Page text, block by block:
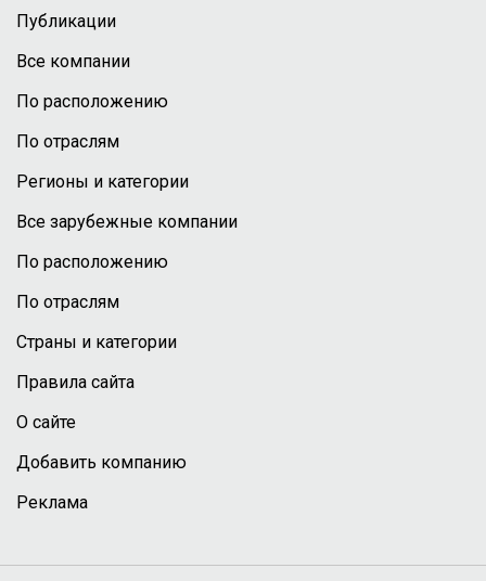
Публикации
Все компании
По расположению
По отраслям
Регионы и категории
Все зарубежные компании
По расположению
По отраслям
Страны и категории
Правила сайта
О сайте
Добавить компанию
Реклама